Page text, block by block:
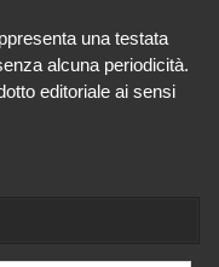
una testata
alcuna periodicità.
editoriale ai sensi